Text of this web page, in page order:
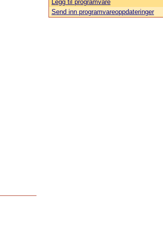
Legg til programvare
Send inn programvareoppdateringer